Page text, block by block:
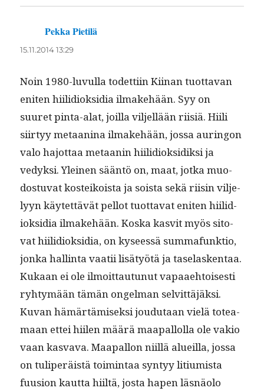
Pekka Pietilä
15.11.2014 13:29
Noin 1980-luvul­la todet­ti­in Kiinan tuot­ta­van
eniten hiilid­iok­sidia ilmake­hään. Syy on
suuret pin­ta-alat, joil­la vil­jel­lään riisiä. Hiili
siir­tyy metaan­i­na ilmake­hään, jos­sa auringon
valo hajot­taa metaanin hiilid­iok­sidik­si ja
vedyk­si. Yleinen sään­tö on, maat, jot­ka muo­
dos­tu­vat kosteikoista ja soista sekä riisin vil­je­
lyyn käytet­tävät pel­lot tuot­ta­vat eniten hiilid­
iok­sidia ilmake­hään. Kos­ka kasvit myös sito­
vat hiilid­iok­sidia, on kyseessä sum­ma­funk­tio,
jon­ka hallinta vaatii lisä­työtä ja tase­lasken­taa.
Kukaan ei ole ilmoit­tau­tunut vapaae­htois­es­ti
ryhtymään tämän ongel­man selvit­täjäk­si.
Kuvan hämärtämisek­si joudu­taan vielä totea­
maan ettei hiilen määrä maa­pal­lol­la ole vakio
vaan kas­va­va. Maa­pal­lon niil­lä alueil­la, jos­sa
on tuliperäistä toim­intaa syn­tyy litiu­mista
fuu­sion kaut­ta hiiltä, jos­ta hapen läs­näo­lo